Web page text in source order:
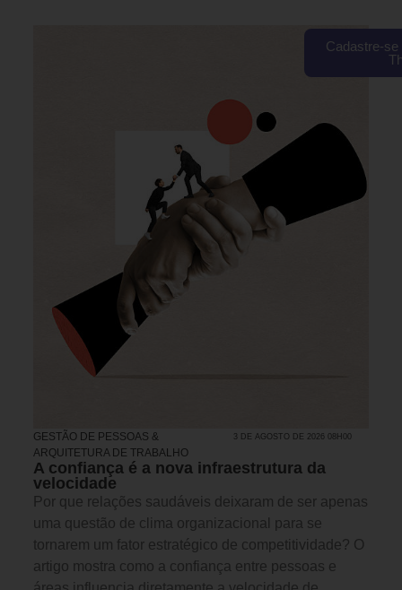
GESTÃO DE PESSOAS &
ARQUITETURA DE TRABALHO
3 DE AGOSTO DE 2026 08H00
A confiança é a nova infraestrutura da
velocidade
Por que relações saudáveis deixaram de ser apenas
uma questão de clima organizacional para se
tornarem um fator estratégico de competitividade? O
artigo mostra como a confiança entre pessoas e
Cadastre-